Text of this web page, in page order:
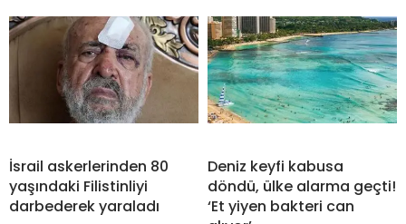
İsrail askerlerinden 80
yaşındaki Filistinliyi
darbederek yaraladı
Deniz keyfi kabusa
döndü, ülke alarma geçti!
‘Et yiyen bakteri can